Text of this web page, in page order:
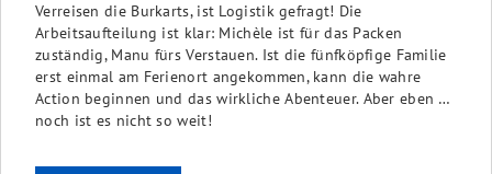
Verreisen die Burkarts, ist Logistik gefragt! Die
Arbeitsaufteilung ist klar: Michèle ist für das Packen
zuständig, Manu fürs Verstauen. Ist die fünfköpfige Familie
erst einmal am Ferienort angekommen, kann die wahre
Action beginnen und das wirkliche Abenteuer. Aber eben …
noch ist es nicht so weit!